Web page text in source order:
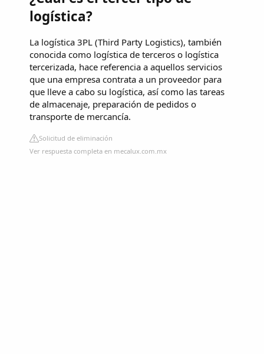
logística?
La logística 3PL (Third Party Logistics), también
conocida como logística de terceros o logística
tercerizada, hace referencia a aquellos servicios
que una empresa contrata a un proveedor para
que lleve a cabo su logística, así como las tareas
de almacenaje, preparación de pedidos o
transporte de mercancía.
Solicitud de eliminación
Ver respuesta completa en mecalux.com.mx